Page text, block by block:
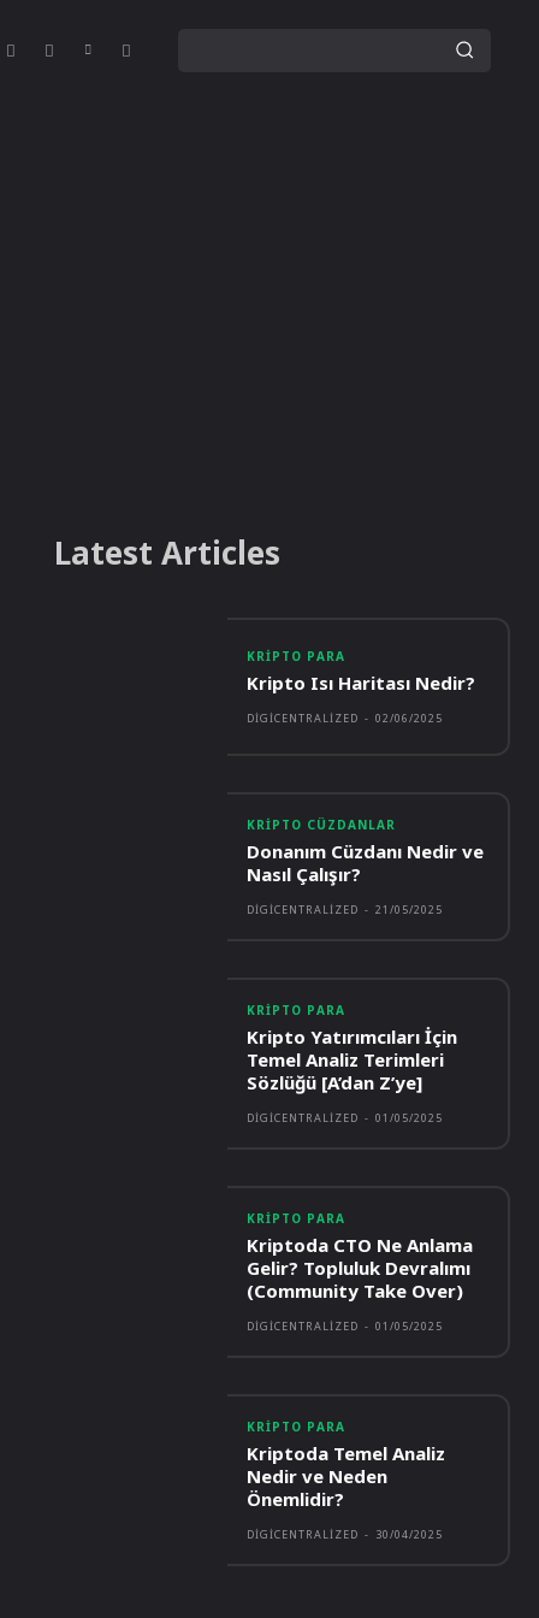
Latest Articles
KRIPTO PARA
Kripto Isı Haritası Nedir?
DIGICENTRALIZED - 02/06/2025
KRIPTO CÜZDANLAR
Donanım Cüzdanı Nedir ve
Nasıl Çalışır?
DIGICENTRALIZED - 21/05/2025
KRIPTO PARA
Kripto Yatırımcıları İçin
Temel Analiz Terimleri
Sözlüğü [A’dan Z’ye]
DIGICENTRALIZED - 01/05/2025
KRIPTO PARA
Kriptoda CTO Ne Anlama
Gelir? Topluluk Devralımı
(Community Take Over)
DIGICENTRALIZED - 01/05/2025
KRIPTO PARA
Kriptoda Temel Analiz
Nedir ve Neden
Önemlidir?
DIGICENTRALIZED - 30/04/2025